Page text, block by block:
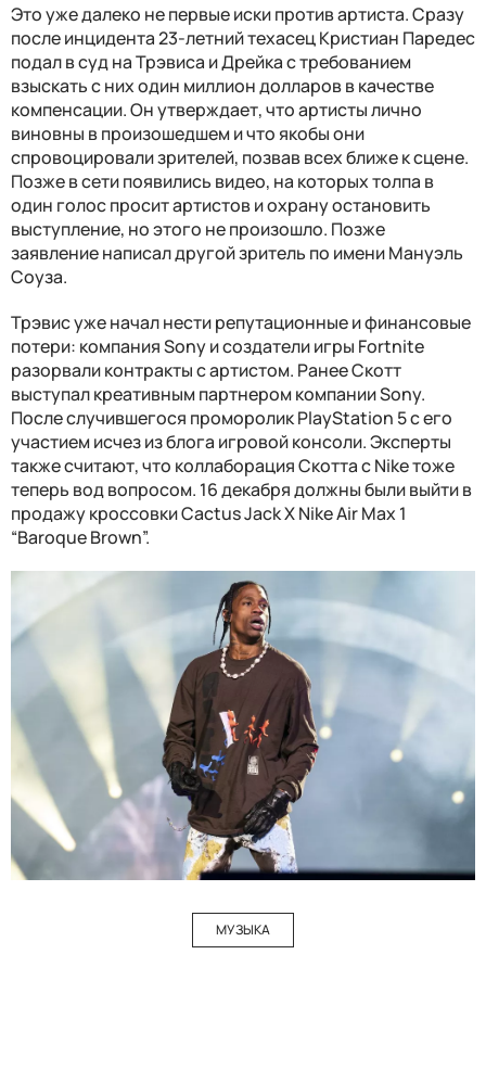
Это уже далеко не первые иски против артиста. Сразу
после инцидента 23-летний техасец Кристиан Паредес
подал в суд на Трэвиса и Дрейка с требованием
взыскать с них один миллион долларов в качестве
компенсации. Он утверждает, что артисты лично
виновны в произошедшем и что якобы они
спровоцировали зрителей, позвав всех ближе к сцене.
Позже в сети появились видео, на которых толпа в
один голос просит артистов и охрану остановить
выступление, но этого не произошло. Позже
заявление написал другой зритель по имени Мануэль
Соуза.
Трэвис уже начал нести репутационные и финансовые
потери: компания Sony и создатели игры Fortnite
разорвали контракты с артистом. Ранее Скотт
выступал креативным партнером компании Sony.
После случившегося проморолик PlayStation 5 с его
участием исчез из блога игровой консоли. Эксперты
также считают, что коллаборация Скотта с Nike тоже
теперь вод вопросом. 16 декабря должны были выйти в
продажу кроссовки Cactus Jack X Nike Air Max 1
“Baroque Brown”.
МУЗЫКА